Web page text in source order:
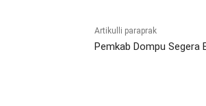
Artikulli paraprak
Pemkab Dompu Segera